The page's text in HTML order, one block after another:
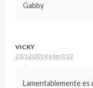
Gabby
VICKY
23/12/2014 a las 0:22
Lamentablemente es